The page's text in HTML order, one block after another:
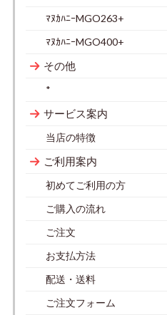
ﾏﾇｶﾊﾆｰMGO263+
ﾏﾇｶﾊﾆｰMGO400+
その他
*
サービス案内
当店の特徴
ご利用案内
初めてご利用の方
ご購入の流れ
ご注文
お支払方法
配送・送料
ご注文フォーム